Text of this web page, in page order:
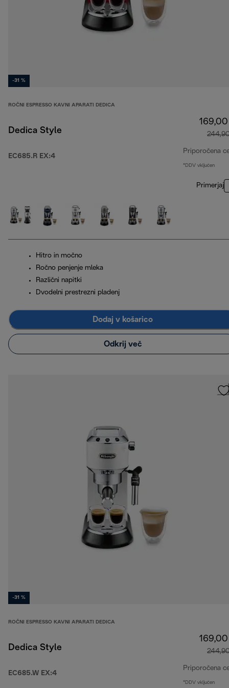
-31 %
ROČNI ESPRESSO KAVNI APARATI DEDICA
Dedica Style
EC685.R EX:4
Priporočena
*DDV vključen
Primerjaj
Hitro in močno
Ročno penjenje mleka
Različni napitki
Dvodelni prestrezni pladenj
Dodaj v košarico
Odkrij več
-31 %
ROČNI ESPRESSO KAVNI APARATI DEDICA
Dedica Style
EC685.W EX:4
Priporočena
*DDV vključen